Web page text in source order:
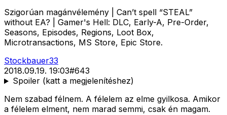
Szigorúan magánvélemény | Can’t spell “STEAL”
without EA? | Gamer's Hell: DLC, Early-A, Pre-Order,
Seasons, Episodes, Regions, Loot Box,
Microtransactions, MS Store, Epic Store.
Stockbauer33
2018.09.19. 19:03#643
Spoiler (katt a megjelenítéshez)
Nem szabad félnem. A félelem az elme gyilkosa. Amikor
a félelem elment, nem marad semmi, csak én magam.